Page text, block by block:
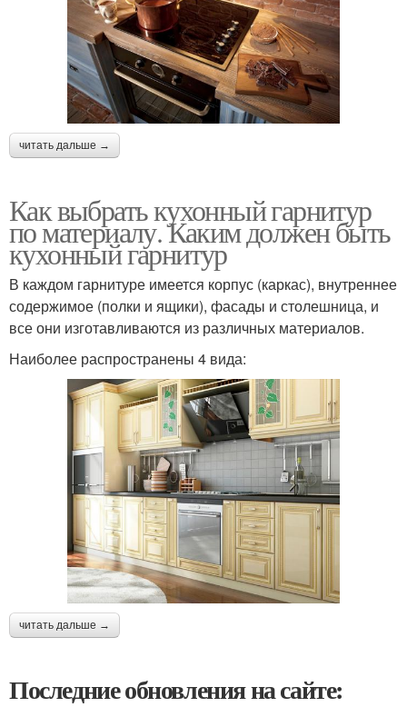
читать дальше →
Как выбрать кухонный гарнитур
по материалу. Каким должен быть
кухонный гарнитур
В каждом гарнитуре имеется корпус (каркас), внутреннее
содержимое (полки и ящики), фасады и столешница, и
все они изготавливаются из различных материалов.
Наиболее распространены 4 вида:
читать дальше →
Последние обновления на сайте: